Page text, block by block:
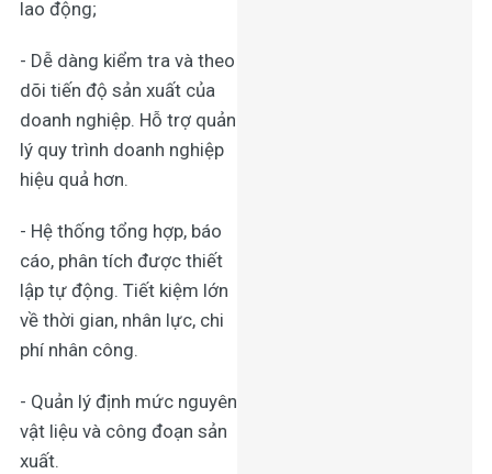
lao động;
- Dễ dàng kiểm tra và theo
dõi tiến độ sản xuất của
doanh nghiệp. Hỗ trợ quản
lý quy trình doanh nghiệp
hiệu quả hơn.
- Hệ thống tổng hợp, báo
cáo, phân tích được thiết
lập tự động. Tiết kiệm lớn
về thời gian, nhân lực, chi
phí nhân công.
- Quản lý định mức nguyên
vật liệu và công đoạn sản
xuất.